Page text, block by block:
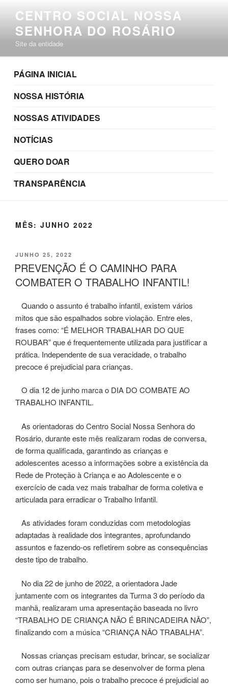
conteúdo
CENTRO SOCIAL NOSSA
SENHORA DO ROSÁRIO
Site da entidade
PÁGINA INICIAL
NOSSA HISTÓRIA
NOSSAS ATIVIDADES
NOTÍCIAS
QUERO DOAR
TRANSPARÊNCIA
MÊS: JUNHO 2022
PUBLICADO
EM
JUNHO 25, 2022
PREVENÇÃO É O CAMINHO PARA
COMBATER O TRABALHO INFANTIL!
Quando o assunto é trabalho infantil, existem vários
mitos que são espalhados sobre violação. Entre eles,
frases como: “É MELHOR TRABALHAR DO QUE
ROUBAR” que é frequentemente utilizada para justificar a
prática. Independente de sua veracidade, o trabalho
precoce é prejudicial para crianças.
O dia 12 de junho marca o DIA DO COMBATE AO
TRABALHO INFANTIL.
As orientadoras do Centro Social Nossa Senhora do
Rosário, durante este mês realizaram rodas de conversa,
de forma qualificada, garantindo as crianças e
adolescentes acesso a informações sobre a existência da
Rede de Proteção à Criança e ao Adolescente e o
exercício de cada vez mais trabalhar de forma coletiva e
articulada para erradicar o Trabalho Infantil.
As atividades foram conduzidas com metodologias
adaptadas à realidade dos integrantes, aprofundando
assuntos e fazendo-os refletirem sobre as consequências
deste tipo de trabalho.
No dia 22 de junho de 2022, a orientadora Jade
juntamente com os integrantes da Turma 3 do período da
manhã, realizaram uma apresentação baseada no livro
“TRABALHO DE CRIANÇA NÃO É BRINCADEIRA NÃO”,
finalizando com a música “CRIANÇA NÃO TRABALHA”.
Nossas crianças precisam estudar, brincar, se socializar
com outras crianças para se desenvolver de forma plena
como ser humano, pois o trabalho precoce é prejudicial ao